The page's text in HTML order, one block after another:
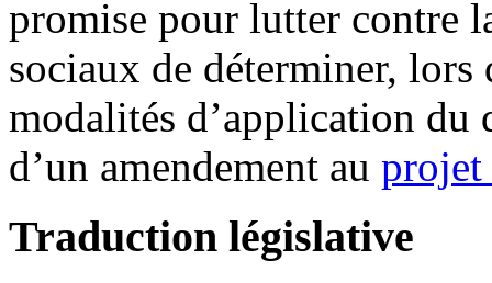
promise pour lutter contre
sociaux de déterminer,
modalités d’application
d’un amendement au
Traduction législative